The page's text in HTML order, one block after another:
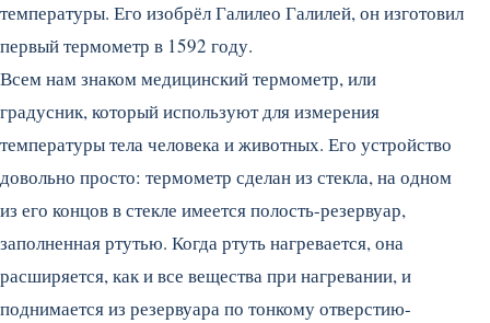
температуры. Его изобрёл Галилео Галилей, он изготовил
первый термометр в 1592 году.
Всем нам знаком медицинский термометр, или
градусник, который используют для измерения
температуры тела человека и животных. Его устройство
довольно просто: термометр сделан из стекла, на одном
из его концов в стекле имеется полость-резервуар,
заполненная ртутью. Когда ртуть нагревается, она
расширяется, как и все вещества при нагревании, и
поднимается из резервуара по тонкому отверстию-